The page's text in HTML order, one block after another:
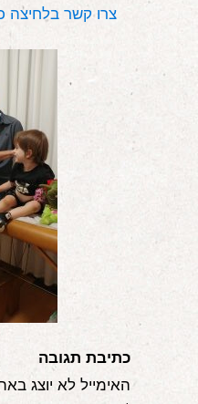
צרו קשר בלחיצה
כתיבת תגובה
האימייל לא יוצג